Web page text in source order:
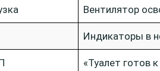
Вентилятор
Индикаторы в
«Туалет готов